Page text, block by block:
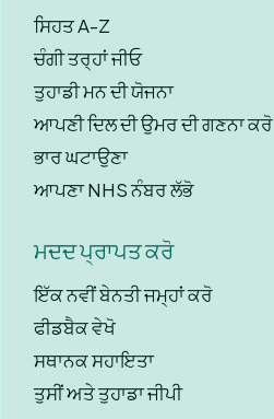
ਸਿਹਤ A-Z
ਚੰਗੀ ਤਰ੍ਹਾਂ ਜੀਓ
ਤੁਹਾਡੀ ਮਨ ਦੀ ਯੋਜਨਾ
ਆਪਣੀ ਦਿਲ ਦੀ ਉਮਰ ਦੀ ਗਣਨਾ ਕਰੋ
ਭਾਰ ਘਟਾਉਣਾ
ਆਪਣਾ NHS ਨੰਬਰ ਲੱਭੋ
ਮਦਦ ਪ੍ਰਾਪਤ ਕਰੋ
ਇੱਕ ਨਵੀਂ ਬੇਨਤੀ ਜਮ੍ਹਾਂ ਕਰੋ
ਫੀਡਬੈਕ ਵੇਖੋ
ਸਥਾਨਕ ਸਹਾਇਤਾ
ਤੁਸੀਂ ਅਤੇ ਤੁਹਾਡਾ ਜੀਪੀ